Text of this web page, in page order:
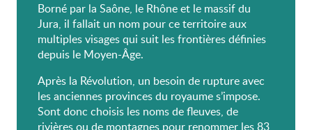
Borné par la Saône, le Rhône et le massif du
Jura, il fallait un nom pour ce territoire aux
multiples visages qui suit les frontières définies
depuis le Moyen-Âge.
Après la Révolution, un besoin de rupture avec
les anciennes provinces du royaume s’impose.
Sont donc choisis les noms de fleuves, de
rivières ou de montagnes pour renommer les 83